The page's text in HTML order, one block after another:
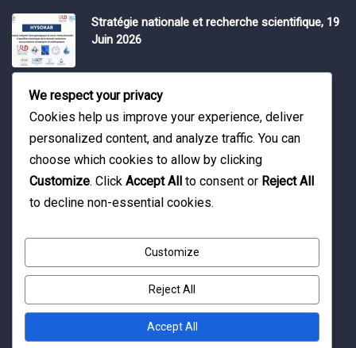
Stratégie nationale et recherche scientifique, 19
Juin 2026
Water Expo 2026, 5,6 et 7 Mai 2026
Workshop on “INTEGRATED GROUNDWATER
MODELLING, 13-16 April 2026.
© Copyright 2016 Association Eau et Développement.
By Pixelia.
We respect your privacy
Cookies help us improve your experience, deliver
personalized content, and analyze traffic. You can
choose which cookies to allow by clicking
Customize. Click Accept All to consent or Reject All
to decline non-essential cookies.
Customize
Reject All
Accept All